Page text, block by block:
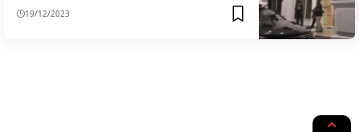
19/12/2023